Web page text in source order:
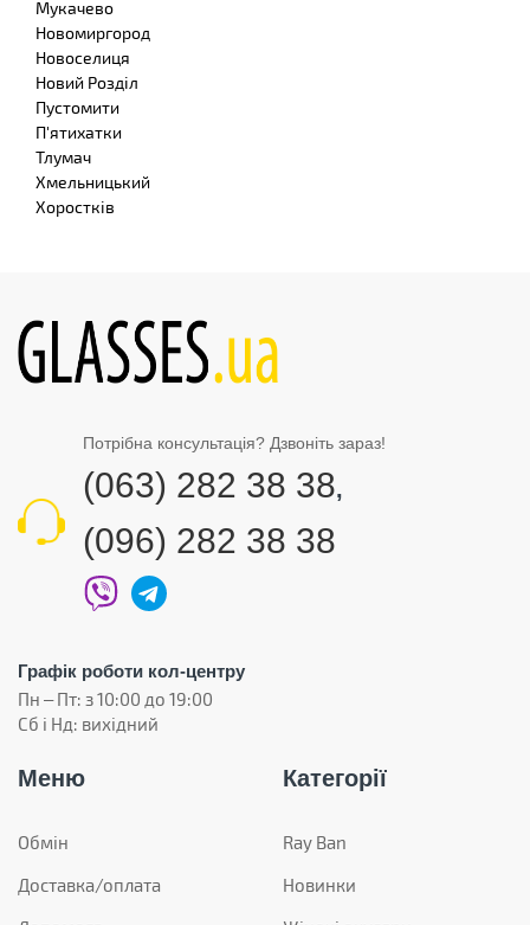
Мукачево
Новомиргород
Новоселиця
Новий Розділ
Пустомити
П'ятихатки
Тлумач
Хмельницький
Хоростків
Потрібна консультація? Дзвоніть зараз!
(063) 282 38 38,
(096) 282 38 38
Графік роботи кол-центру
Пн – Пт: з 10:00 до 19:00
Сб і Нд: вихідний
Меню
Обмін
Доставка/оплата
Категорії
Ray Ban
Новинки